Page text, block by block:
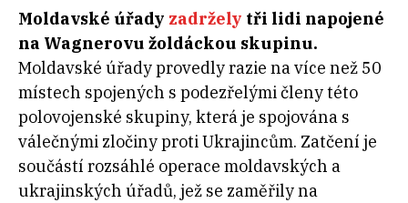
Moldavské úřady zadržely tři lidi napojené
na Wagnerovu žoldáckou skupinu.
Moldavské úřady provedly razie na více než 50
místech spojených s podezřelými členy této
polovojenské skupiny, která je spojována s
válečnými zločiny proti Ukrajincům. Zatčení je
součástí rozsáhlé operace moldavských a
ukrajinských úřadů, jež se zaměřily na